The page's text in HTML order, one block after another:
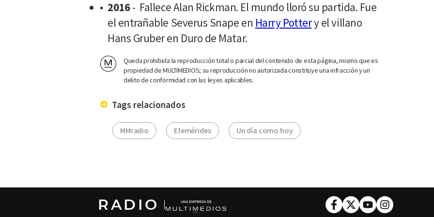
2016- Fallece Alan Rickman. El mundo lloró su partida. Fue
el entrañable Severus Snape en Harry Pottery el villano
Hans Gruber en Duro de Matar.
Queda prohibida la reproducción total o parcial del contenido de esta página, mismo que es
propiedad de MULTIMEDIOS; su reproducción no autorizada constituye una infracción y un
delito de conformidad con las leyes aplicables.
Tags relacionados
MMradio Efemérides Un día como hoy
RADIO Facebook
TwitterYoutubeInstagram